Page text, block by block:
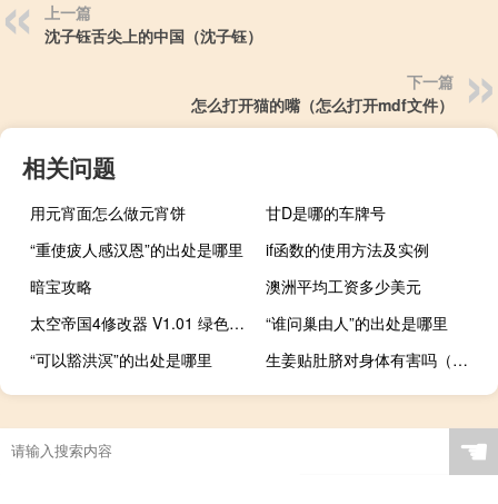
上一篇
沈子钰舌尖上的中国（沈子钰）
下一篇
怎么打开猫的嘴（怎么打开mdf文件）
相关问题
用元宵面怎么做元宵饼
甘D是哪的车牌号
“重使疲人感汉恩”的出处是哪里
if函数的使用方法及实例
暗宝攻略
澳洲平均工资多少美元
太空帝国4修改器 V1.01 绿色免费版（太空帝国4修改器 V1.01 绿色免费版功能简介）
“谁问巢由人”的出处是哪里
“可以豁洪溟”的出处是哪里
生姜贴肚脐对身体有害吗（生姜贴肚脐的危害是什么）
☚